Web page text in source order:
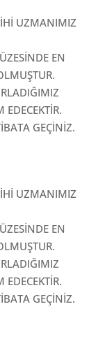
UZMANIMIZ
EN
GEÇİNİZ.
UZMANIMIZ
EN
GEÇİNİZ.